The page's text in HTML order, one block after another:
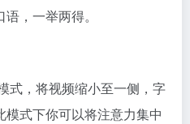
，一举两得。
式，将视频缩小至一侧，字
式下你可以将注意力集中